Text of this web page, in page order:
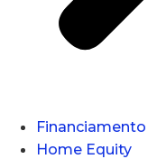
Financiamento
Home Equity